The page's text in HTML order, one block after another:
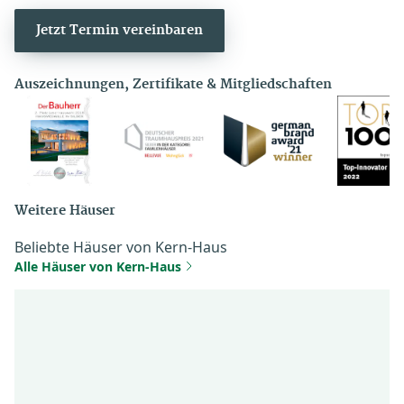
Jetzt Termin vereinbaren
Auszeichnungen, Zertifikate & Mitgliedschaften
Weitere Häuser
Beliebte Häuser von Kern-Haus
Alle Häuser von Kern-Haus